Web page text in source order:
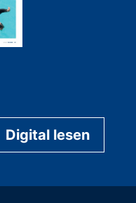
Digital lesen